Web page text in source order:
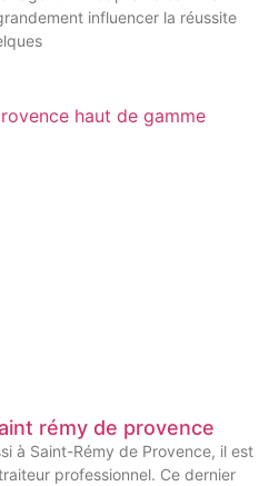
influencer la réussite
rémy de provence
à Saint-Rémy de Provence, il est
professionnel. Ce dernier